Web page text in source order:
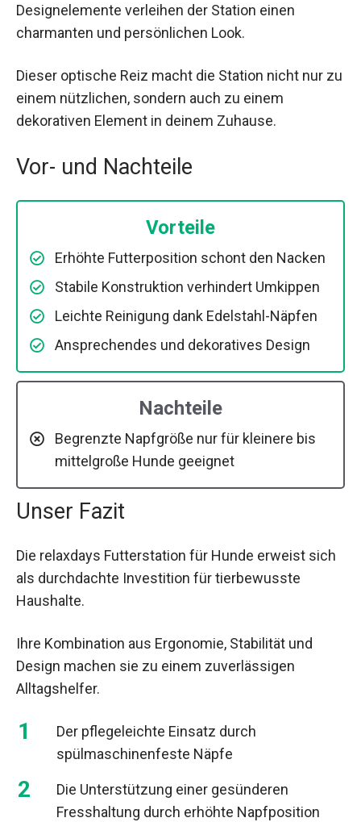
Designelemente verleihen der Station einen
charmanten und persönlichen Look.
Dieser optische Reiz macht die Station nicht nur zu
einem nützlichen, sondern auch zu einem
dekorativen Element in deinem Zuhause.
Vor- und Nachteile
Vorteile
Erhöhte Futterposition schont den Nacken
Stabile Konstruktion verhindert Umkippen
Leichte Reinigung dank Edelstahl-Näpfen
Ansprechendes und dekoratives Design
Nachteile
Begrenzte Napfgröße nur für kleinere bis
mittelgroße Hunde geeignet
Unser Fazit
Die relaxdays Futterstation für Hunde erweist sich
als durchdachte Investition für tierbewusste
Haushalte.
Ihre Kombination aus Ergonomie, Stabilität und
Design machen sie zu einem zuverlässigen
Alltagshelfer.
Der pflegeleichte Einsatz durch
spülmaschinenfeste Näpfe
Die Unterstützung einer gesünderen
Fresshaltung durch erhöhte Napfposition